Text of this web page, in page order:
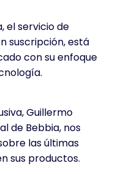
el servicio de
suscripción, está
con su enfoque
Guillermo
de Bebbia, nos
las últimas
sus productos.